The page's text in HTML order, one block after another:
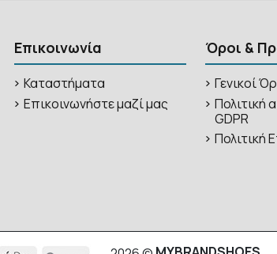
Επικοινωνία
Καταστήματα
Επικοινωνήστε μαζί μας
Όροι &
Γενικοί
Πολιτική
GDPR
Πολιτική